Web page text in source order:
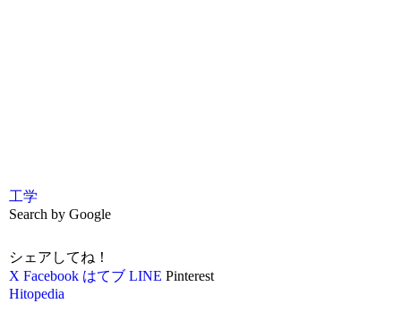
工学
Search by Google
シェアしてね！
X Facebook はてブ LINE Pinterest
Hitopedia